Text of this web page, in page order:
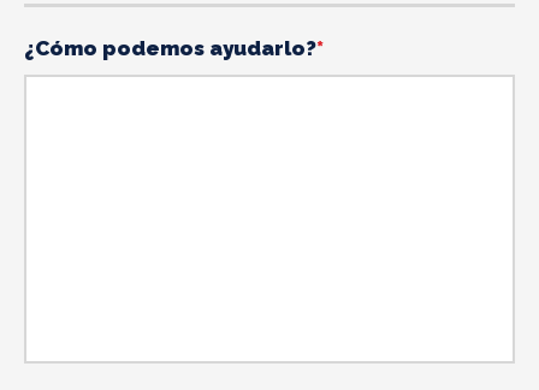
¿Cómo podemos ayudarlo?*